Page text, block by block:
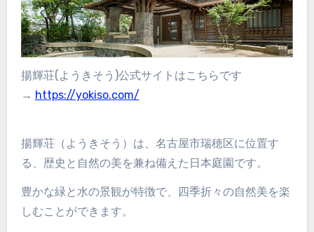
揚輝荘(ようきそう)公式サイトはこちらです
→ https://yokiso.com/
揚輝荘（ようきそう）は、名古屋市瑞穂区に位置す
る、歴史と自然の美を兼ね備えた日本庭園です。
豊かな緑と水の景観が特徴で、四季折々の自然美を楽
しむことができます。